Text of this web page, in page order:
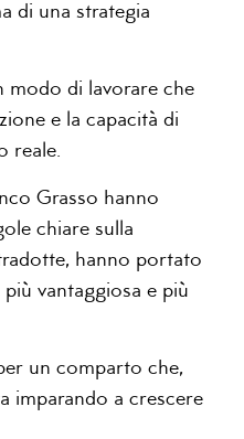
di una strategia
modo di lavorare che
e la capacità di
reale.
Grasso hanno
chiare sulla
hanno portato
vantaggiosa e più
un comparto che,
imparando a crescere